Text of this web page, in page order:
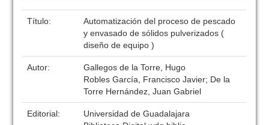
Título:
Automatización del proceso de pescado
y envasado de sólidos pulverizados (
diseño de equipo )
Autor:
Gallegos de la Torre, Hugo
Robles García, Francisco Javier; De la
Torre Hernández, Juan Gabriel
Editorial:
Universidad de Guadalajara